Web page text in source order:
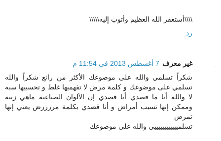
\\\\أستغفر الله العظيم وأتوب إليه\\\\\
رد
غير معرف 7 أغسطس 2013 في 11:54 م
شكراً تسلمي والله على موضوعك الأكثر من رائع شكراً والله
تسلمي على موضوعك و كلمة مرض لا تفهميها غلط و تحسبيها سبه
لا والله أنا ما قصدي أنا قصدي إن الألوان الصناعية ماهي زينة
وممكن إنها تسبب أمراض و أنا قصدي بكلمة مررررض يعني إنها
تمرض
تسلمييييييييييييي والله على موضوعك